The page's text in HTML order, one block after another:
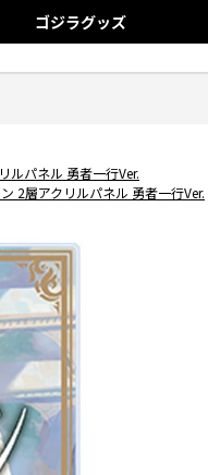
ゴジラグッズ
ルパネル 勇者一行Ver.
2層アクリルパネル 勇者一行Ver.